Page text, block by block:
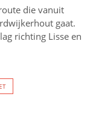
die vanuit
gaat.
richting Lisse en